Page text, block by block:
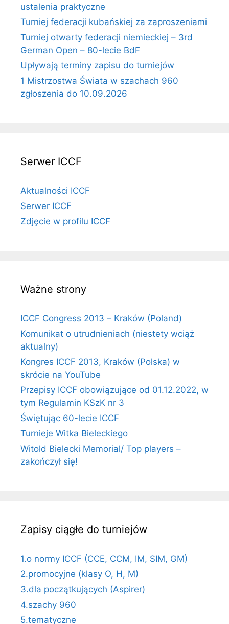
ustalenia praktyczne
Turniej federacji kubańskiej za zaproszeniami
Turniej otwarty federacji niemieckiej – 3rd
German Open – 80-lecie BdF
Upływają terminy zapisu do turniejów
1 Mistrzostwa Świata w szachach 960
zgłoszenia do 10.09.2026
Serwer ICCF
Aktualności ICCF
Serwer ICCF
Zdjęcie w profilu ICCF
Ważne strony
ICCF Congress 2013 – Kraków (Poland)
Komunikat o utrudnieniach (niestety wciąż
aktualny)
Kongres ICCF 2013, Kraków (Polska) w
skrócie na YouTube
Przepisy ICCF obowiązujące od 01.12.2022, w
tym Regulamin KSzK nr 3
Świętując 60-lecie ICCF
Turnieje Witka Bieleckiego
Witold Bielecki Memorial/ Top players –
zakończył się!
Zapisy ciągłe do turniejów
1.o normy ICCF (CCE, CCM, IM, SIM, GM)
2.promocyjne (klasy O, H, M)
3.dla początkujących (Aspirer)
4.szachy 960
5.tematyczne